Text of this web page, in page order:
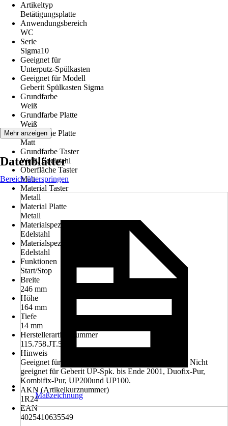
Artikeltyp
Betätigungsplatte
Anwendungsbereich
WC
Serie
Sigma10
Geeignet für
Unterputz-Spülkasten
Geeignet für Modell
Geberit Spülkasten Sigma
Grundfarbe
Weiß
Grundfarbe Platte
Weiß
Oberfläche Platte
Matt
Grundfarbe Taster
Weiß, Edelstahl
Oberfläche Taster
Matt
Material Taster
Metall
Material Platte
Metall
Materialspezifikation Platte
Edelstahl
Materialspezifikation Taster
Edelstahl
Funktionen
Start/Stop
Breite
246 mm
Höhe
164 mm
Tiefe
14 mm
Herstellerartikelnummer
115.758.JT.5
Hinweis
Geeignet für Geberit UP-Spülkasten UPpowerflush. Nicht
geeignet für Geberit UP-Spk. bis Ende 2001, Duofix-Pur,
Kombifix-Pur, UP200und UP100.
AKN (Artikelkurznummer)
1R24
EAN
4025410635549
Mehr anzeigen
Datenblätter
Bereich überspringen
Maßzeichnung